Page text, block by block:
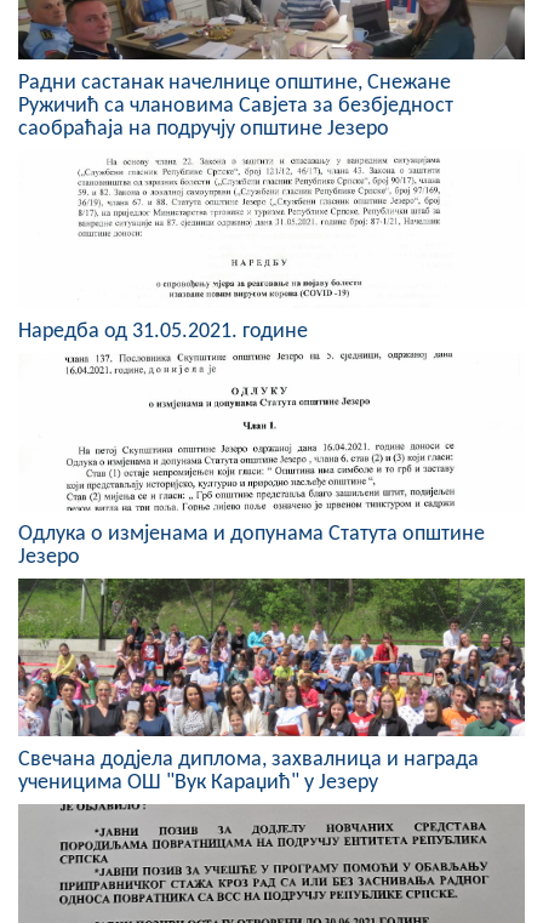
COVID 19
Геоистраживања
ФИНАНСИЈЕ
ПРИВРЕДА
Пољопривреда
Спорт
ЦИВИЛНА ЗАШТИТА
КОНТАКТ
Радни састанак начелнице општине, Снежане
Ружичић са члановима Савјета за безбједност
саобраћаја на подручју општине Језеро
Наредба од 31.05.2021. године
Одлука о измјенама и допунама Статута општине
Језеро
Свечана додјела диплома, захвалница и награда
ученицима ОШ "Вук Караџић" у Језеру